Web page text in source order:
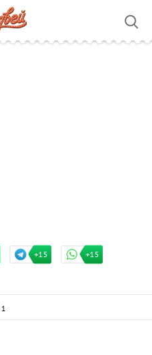
+15 +15
1